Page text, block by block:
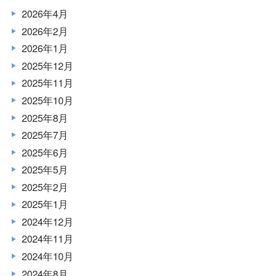
2026年4月
2026年2月
2026年1月
2025年12月
2025年11月
2025年10月
2025年8月
2025年7月
2025年6月
2025年5月
2025年2月
2025年1月
2024年12月
2024年11月
2024年10月